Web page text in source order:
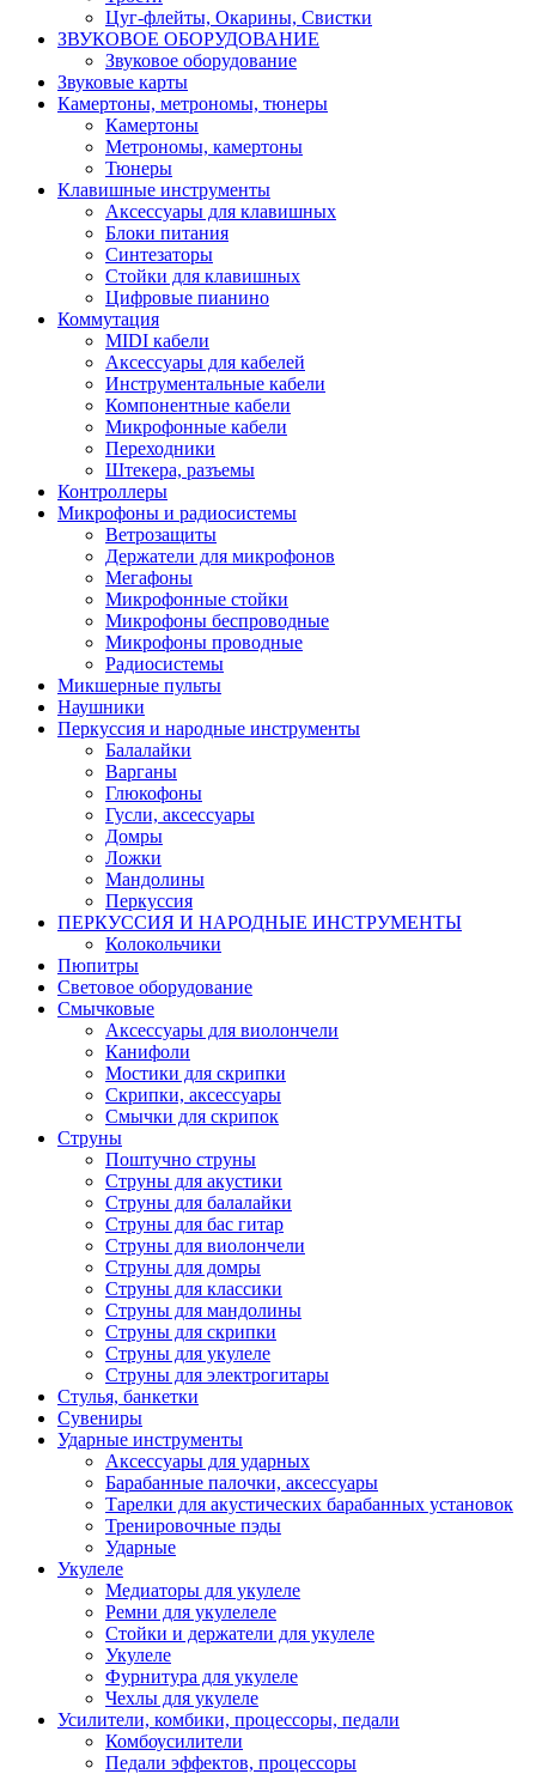
Цуг-флейты, Окарины, Свистки
ЗВУКОВОЕ ОБОРУДОВАНИЕ
Звуковое оборудование
Звуковые карты
Камертоны, метрономы, тюнеры
Камертоны
Метрономы, камертоны
Тюнеры
Клавишные инструменты
Аксессуары для клавишных
Блоки питания
Синтезаторы
Стойки для клавишных
Цифровые пианино
Коммутация
MIDI кабели
Аксессуары для кабелей
Инструментальные кабели
Компонентные кабели
Микрофонные кабели
Переходники
Штекера, разъемы
Контроллеры
Микрофоны и радиосистемы
Ветрозащиты
Держатели для микрофонов
Мегафоны
Микрофонные стойки
Микрофоны беспроводные
Микрофоны проводные
Радиосистемы
Микшерные пульты
Наушники
Перкуссия и народные инструменты
Балалайки
Варганы
Глюкофоны
Гусли, аксессуары
Домры
Ложки
Мандолины
Перкуссия
ПЕРКУССИЯ И НАРОДНЫЕ ИНСТРУМЕНТЫ
Колокольчики
Пюпитры
Световое оборудование
Смычковые
Аксессуары для виолончели
Канифоли
Мостики для скрипки
Скрипки, аксессуары
Смычки для скрипок
Струны
Поштучно струны
Струны для акустики
Струны для балалайки
Струны для бас гитар
Струны для виолончели
Струны для домры
Струны для классики
Струны для мандолины
Струны для скрипки
Струны для укулеле
Струны для электрогитары
Стулья, банкетки
Сувениры
Ударные инструменты
Аксессуары для ударных
Барабанные палочки, аксессуары
Тарелки для акустических барабанных установок
Тренировочные пэды
Ударные
Укулеле
Медиаторы для укулеле
Ремни для укулелеле
Стойки и держатели для укулеле
Укулеле
Фурнитура для укулеле
Чехлы для укулеле
Усилители, комбики, процессоры, педали
Комбоусилители
Педали эффектов, процессоры